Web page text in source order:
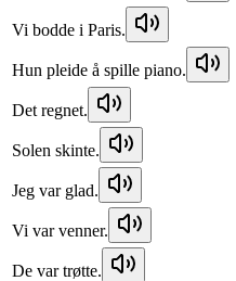
Vi bodde i Paris.
Hun pleide å spille piano.
Det regnet.
Solen skinte.
Jeg var glad.
Vi var venner.
De var trøtte.